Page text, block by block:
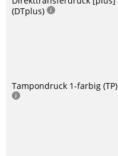
(DTplus)
Tampondruck 1-farbig (TP)